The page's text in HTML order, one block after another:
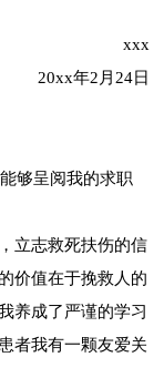
xxx
20xx年2月24日
够呈阅我的求职
立志救死扶伤的信
价值在于挽救人的
养成了严谨的学习
者我有一颗友爱关